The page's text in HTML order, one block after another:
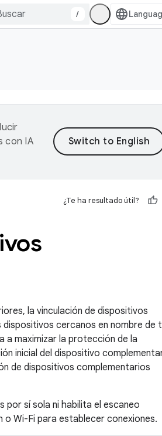
/
con IA
¿Te ha resultado útil?
la vinculación de dispositivos
cercanos en nombre de
a maximizar la protección de la
inicial del dispositivo
de dispositivos complementarios
por sí sola ni habilita el escaneo
o Wi-Fi para establecer conexiones.